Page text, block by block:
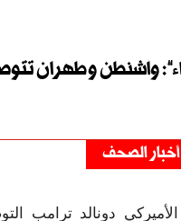
واشنطن وطهران
أخبار الصحف
دونالد ترامب